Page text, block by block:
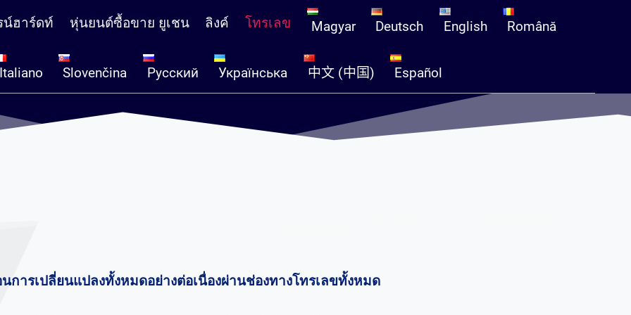
น์ฮาร์ดท์ หุ่นยนต์ซื้อขาย ยูเชน ลิงค์ โทรเลข Magyar Deutsch English Română
Slovenčina Русский Українська 中文 (中国) Español
นการเปลี่ยนแปลงทั้งหมดอย่างต่อเนื่องผ่านช่องทางโทรเลขทั้งหมด